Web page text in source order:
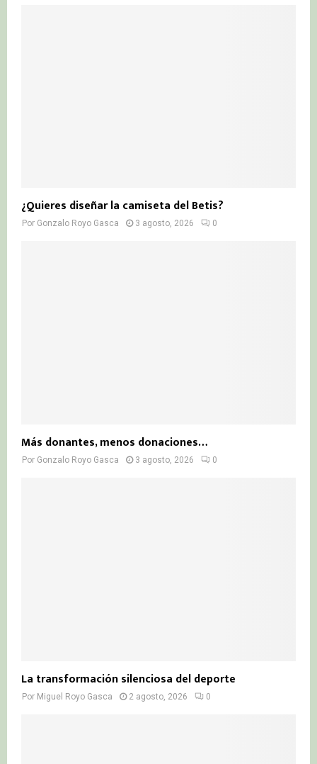
¿Quieres diseñar la camiseta del Betis?
Por Gonzalo Royo Gasca 3 agosto, 2026 0
Más donantes, menos donaciones…
Por Gonzalo Royo Gasca 3 agosto, 2026 0
La transformación silenciosa del deporte
Por Miguel Royo Gasca 2 agosto, 2026 0